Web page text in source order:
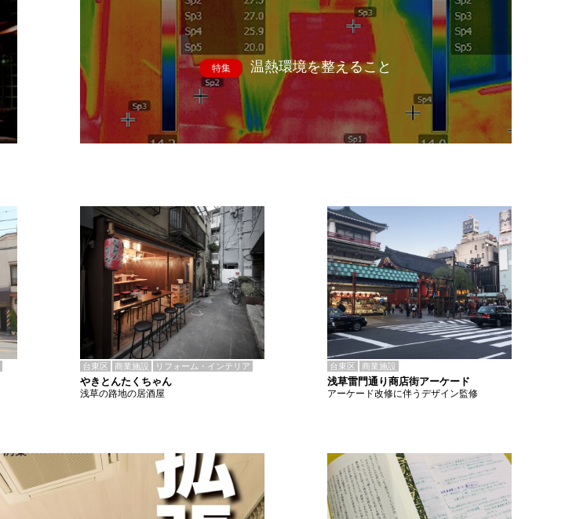
特集 温熱環境を整えること
台東区 商業施設 リフォーム・インテリア
やきとんたくちゃん
浅草の路地の居酒屋
台東区 商業施設
浅草雷門通り商店街アーケード
アーケード改修に伴うデザイン監修